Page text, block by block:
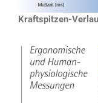
Kraftspitzen-